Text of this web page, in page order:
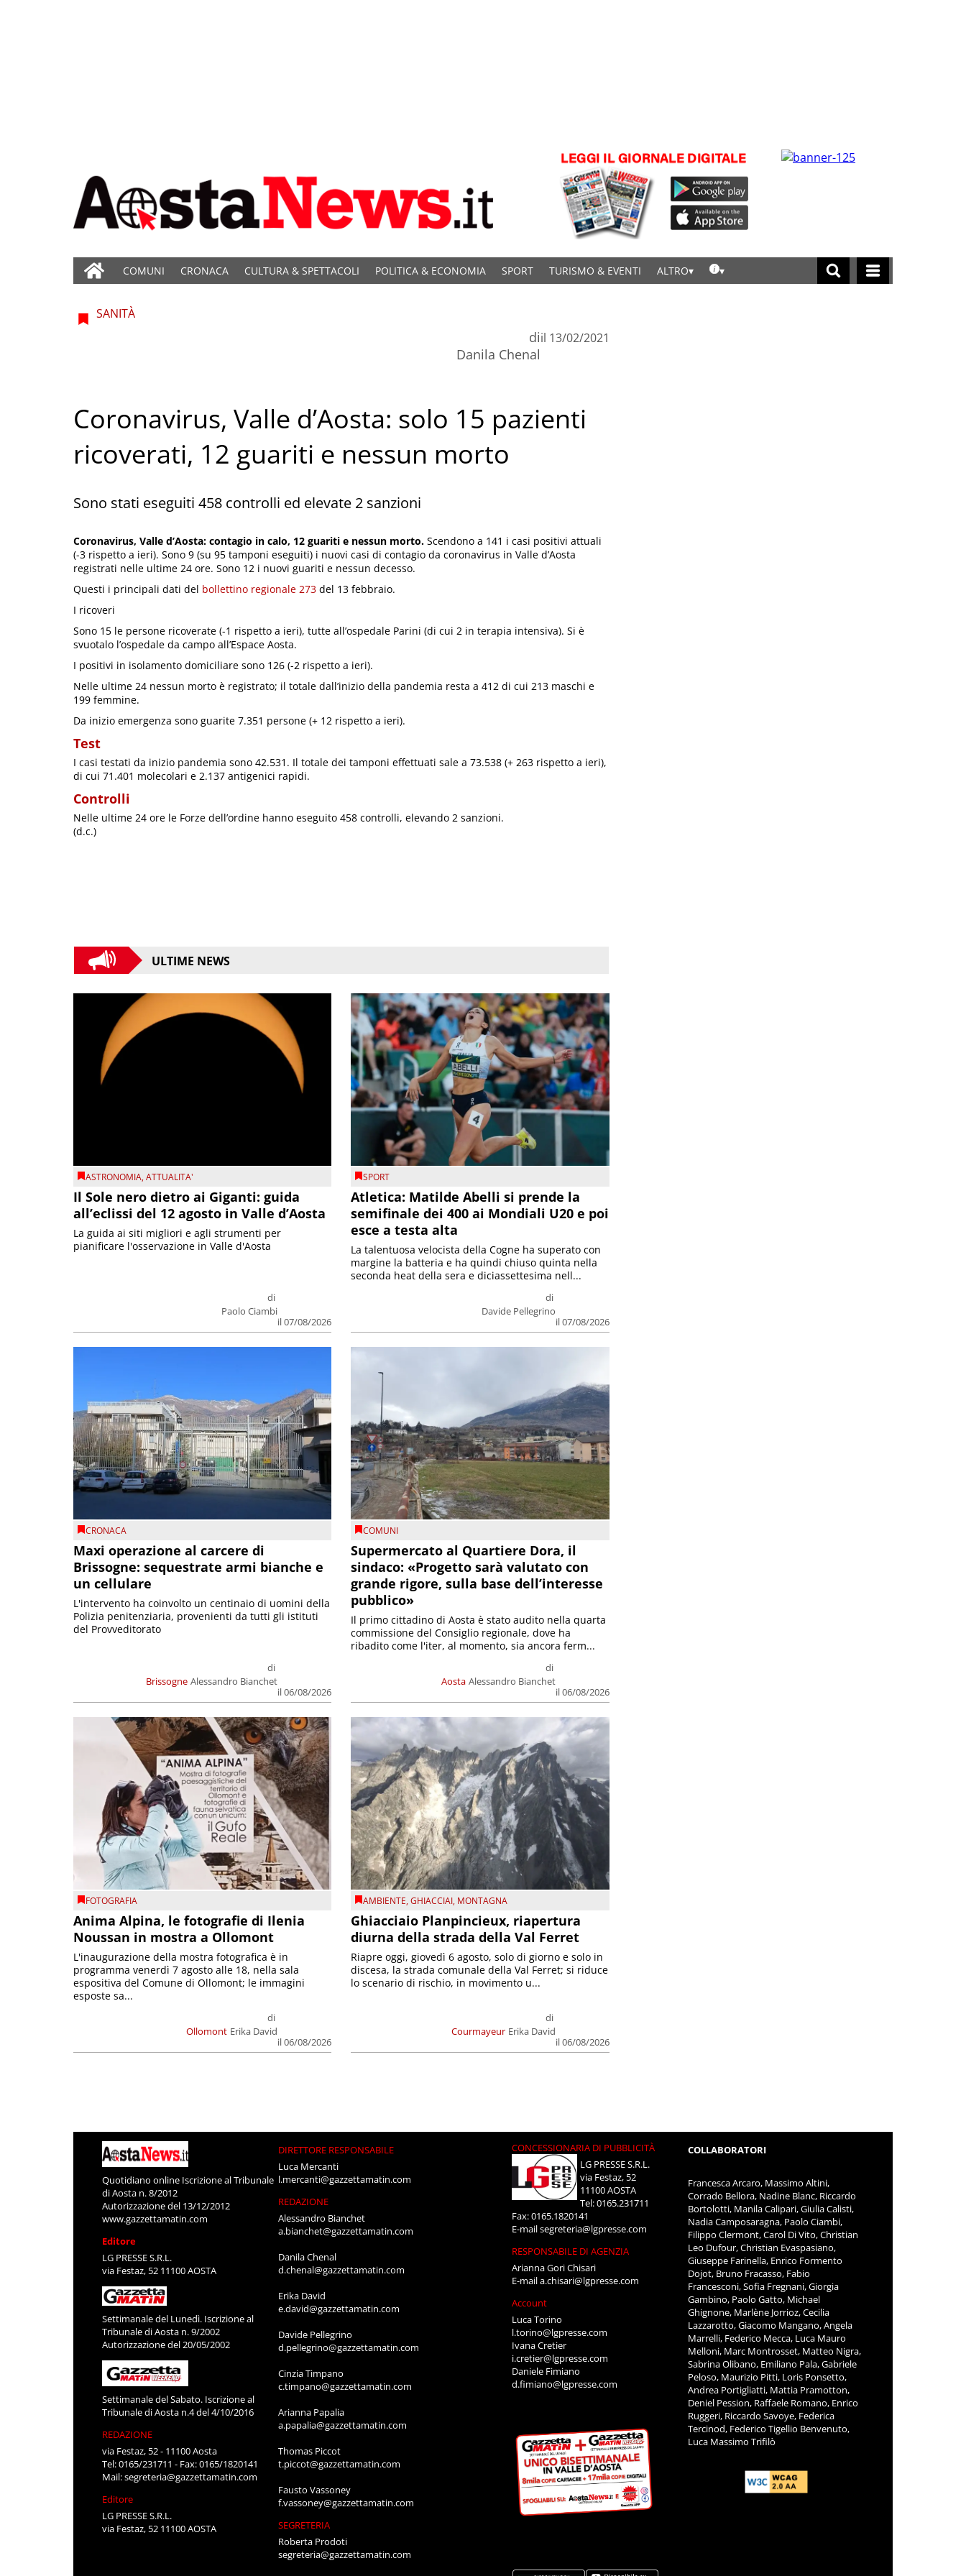
COMUNI CRONACA CULTURA & SPETTACOLI POLITICA & ECONOMIA SPORT TURISMO & EVENTI ALTRO
SANITÀ
di
Danila Chenal
il 13/02/2021
Coronavirus, Valle d’Aosta: solo 15 pazienti
ricoverati, 12 guariti e nessun morto
Sono stati eseguiti 458 controlli ed elevate 2 sanzioni
Coronavirus, Valle d’Aosta: contagio in calo, 12 guariti e nessun morto. Scendono a 141 i casi positivi attuali
(-3 rispetto a ieri). Sono 9 (su 95 tamponi eseguiti) i nuovi casi di contagio da coronavirus in Valle d’Aosta
registrati nelle ultime 24 ore. Sono 12 i nuovi guariti e nessun decesso.
Questi i principali dati del bollettino regionale 273 del 13 febbraio.
I ricoveri
Sono 15 le persone ricoverate (-1 rispetto a ieri), tutte all’ospedale Parini (di cui 2 in terapia intensiva). Si è
svuotalo l’ospedale da campo all’Espace Aosta.
I positivi in isolamento domiciliare sono 126 (-2 rispetto a ieri).
Nelle ultime 24 nessun morto è registrato; il totale dall’inizio della pandemia resta a 412 di cui 213 maschi e
199 femmine.
Da inizio emergenza sono guarite 7.351 persone (+ 12 rispetto a ieri).
Test
I casi testati da inizio pandemia sono 42.531. Il totale dei tamponi effettuati sale a 73.538 (+ 263 rispetto a ieri),
di cui 71.401 molecolari e 2.137 antigenici rapidi.
Controlli
Nelle ultime 24 ore le Forze dell’ordine hanno eseguito 458 controlli, elevando 2 sanzioni.
(d.c.)
ULTIME NEWS
ASTRONOMIA,ATTUALITA'
Il Sole nero dietro ai Giganti: guida
all’eclissi del 12 agosto in Valle d’Aosta
di
Paolo Ciambi
il 07/08/2026
La guida ai siti migliori e agli strumenti per
pianificare l'osservazione in Valle d'Aosta
SPORT
Atletica: Matilde Abelli si prende la
semifinale dei 400 ai Mondiali U20 e poi
esce a testa alta
di
Davide Pellegrino
il 07/08/2026
La talentuosa velocista della Cogne ha superato con
margine la batteria e ha quindi chiuso quinta nella
seconda heat della sera e diciassettesima nell...
CRONACA
Maxi operazione al carcere di
Brissogne: sequestrate armi bianche e
un cellulare
Brissogne
di
Alessandro Bianchet
il 06/08/2026
L'intervento ha coinvolto un centinaio di uomini della
Polizia penitenziaria, provenienti da tutti gli istituti
del Provveditorato
COMUNI
Supermercato al Quartiere Dora, il
sindaco: «Progetto sarà valutato con
grande rigore, sulla base dell’interesse
pubblico»
Aosta
di
Alessandro Bianchet
il 06/08/2026
Il primo cittadino di Aosta è stato audito nella quarta
commissione del Consiglio regionale, dove ha
ribadito come l'iter, al momento, sia ancora ferm...
FOTOGRAFIA
Anima Alpina, le fotografie di Ilenia
Noussan in mostra a Ollomont
Ollomont
di
Erika David
il 06/08/2026
L'inaugurazione della mostra fotografica è in
programma venerdì 7 agosto alle 18, nella sala
espositiva del Comune di Ollomont; le immagini
esposte sa...
AMBIENTE,GHIACCIAI, MONTAGNA
Ghiacciaio Planpincieux, riapertura
diurna della strada della Val Ferret
Courmayeur
di
Erika David
il 06/08/2026
Riapre oggi, giovedì 6 agosto, solo di giorno e solo in
discesa, la strada comunale della Val Ferret; si riduce
lo scenario di rischio, in movimento u...
Quotidiano online Iscrizione al Tribunale
di Aosta n. 8/2012
Autorizzazione del 13/12/2012
www.gazzettamatin.com
Editore
LG PRESSE S.R.L.
via Festaz, 52 11100 AOSTA
Settimanale del Lunedì. Iscrizione al
Tribunale di Aosta n. 9/2002
Autorizzazione del 20/05/2002
Settimanale del Sabato. Iscrizione al
Tribunale di Aosta n.4 del 4/10/2016
REDAZIONE
via Festaz, 52 - 11100 Aosta
Tel: 0165/231711 - Fax: 0165/1820141
Mail:segreteria@gazzettamatin.com
Editore
LG PRESSE S.R.L.
via Festaz, 52 11100 AOSTA
DIRETTORE RESPONSABILE
Luca Mercanti
l.mercanti@gazzettamatin.com
REDAZIONE
Alessandro Bianchet
a.bianchet@gazzettamatin.com
Danila Chenal
d.chenal@gazzettamatin.com
Erika David
e.david@gazzettamatin.com
Davide Pellegrino
d.pellegrino@gazzettamatin.com
Cinzia Timpano
c.timpano@gazzettamatin.com
Arianna Papalia
a.papalia@gazzettamatin.com
Thomas Piccot
t.piccot@gazzettamatin.com
Fausto Vassoney
f.vassoney@gazzettamatin.com
SEGRETERIA
Roberta Prodoti
segreteria@gazzettamatin.com
CONCESSIONARIA DI PUBBLICITÀ
LG PRESSE S.R.L.
via Festaz, 52
11100 AOSTA
Tel: 0165.231711
Fax: 0165.1820141
E-mailsegreteria@lgpresse.com
RESPONSABILE DI AGENZIA
Arianna Gori Chisari
E-maila.chisari@lgpresse.com
Account
Luca Torino
l.torino@lgpresse.com
Ivana Cretier
i.cretier@lgpresse.com
Daniele Fimiano
d.fimiano@lgpresse.com
COLLABORATORI
Francesca Arcaro, Massimo Altini,
Corrado Bellora, Nadine Blanc, Riccardo
Bortolotti, Manila Calipari, Giulia Calisti,
Nadia Camposaragna, Paolo Ciambi,
Filippo Clermont, Carol Di Vito, Christian
Leo Dufour, Christian Evaspasiano,
Giuseppe Farinella, Enrico Formento
Dojot, Bruno Fracasso, Fabio
Francesconi, Sofia Fregnani, Giorgia
Gambino, Paolo Gatto, Michael
Ghignone, Marlène Jorrioz, Cecilia
Lazzarotto, Giacomo Mangano, Angela
Marrelli, Federico Mecca, Luca Mauro
Melloni, Marc Montrosset, Matteo Nigra,
Sabrina Olibano, Emiliano Pala, Gabriele
Peloso, Maurizio Pitti, Loris Ponsetto,
Andrea Portigliatti, Mattia Pramotton,
Deniel Pession, Raffaele Romano, Enrico
Ruggeri, Riccardo Savoye, Federica
Tercinod, Federico Tigellio Benvenuto,
Luca Massimo Trifilò